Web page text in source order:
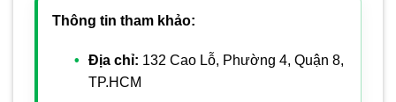
Thông tin tham khảo:
Địa chỉ: 132 Cao Lỗ, Phường 4, Quận 8,
TP.HCM